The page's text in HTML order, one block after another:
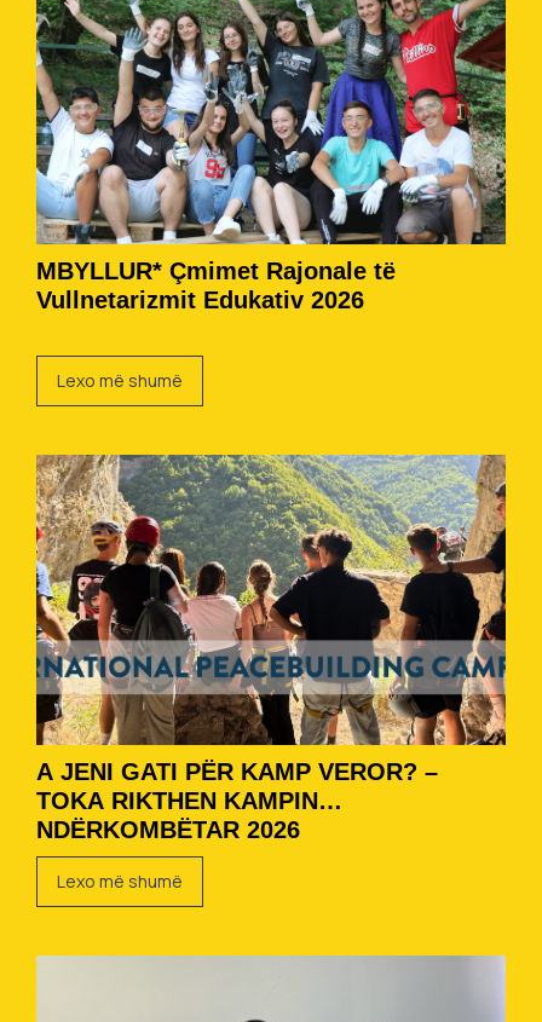
MBYLLUR* Çmimet Rajonale të
Vullnetarizmit Edukativ 2026
Lexo më shumë
A JENI GATI PËR KAMP VEROR? –
TOKA RIKTHEN KAMPIN
NDËRKOMBËTAR 2026
Lexo më shumë